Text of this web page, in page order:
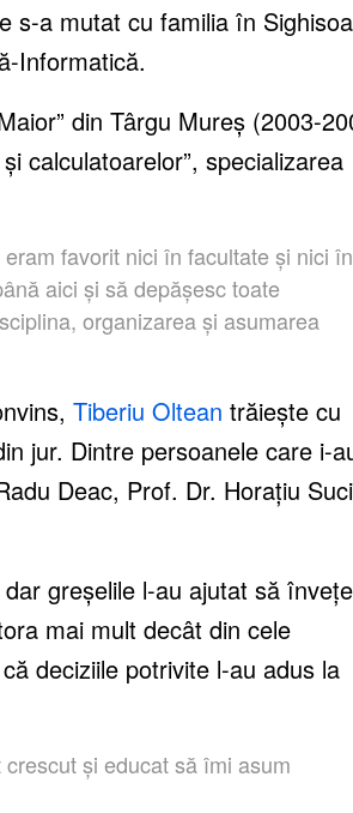
s-a mutat cu familia în
Informatică.
” din Târgu Mureș (2003-
calculatoarelor”, specializarea
favorit nici în facultate și nici în
aici și să depășesc toate
organizarea și asumarea
Tiberiu Oltean trăiește cu
jur. Dintre persoanele care i-
Deac, Prof. Dr. Horațiu
greșelile l-au ajutat să
mai mult decât din cele
deciziile potrivite l-au adus la
și educat să îmi asum